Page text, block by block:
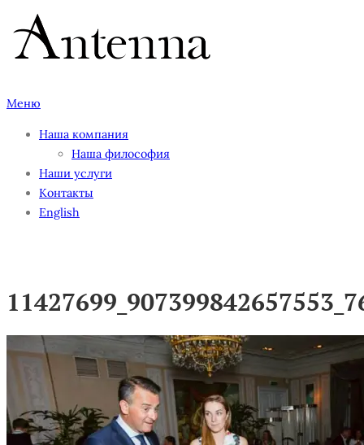
Перейти
содержимому
Меню
Наша компания
Наша философия
Наши услуги
Контакты
English